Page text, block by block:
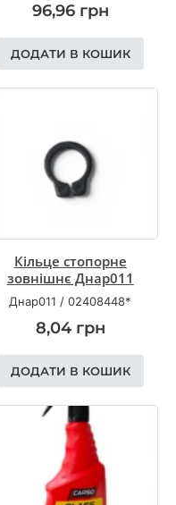
96,96 грн
ДОДАТИ В КОШИК
Кільце стопорне
зовнішнє Днар011
Днар011 /02408448*
8,04 грн
ДОДАТИ В КОШИК